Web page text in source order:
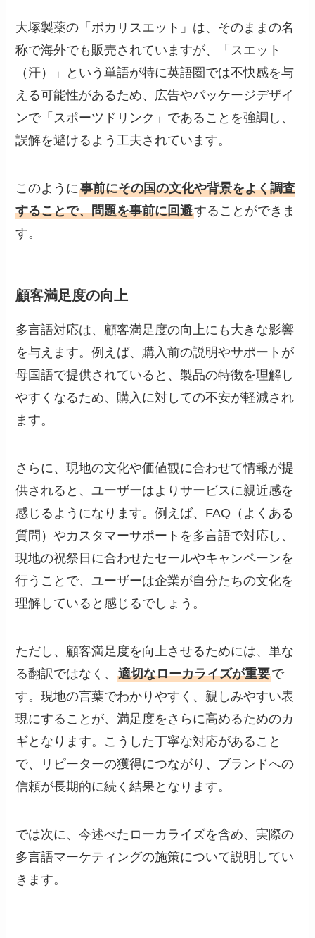
大塚製薬の「ポカリスエット」は、そのままの名
称で海外でも販売されていますが、「スエット
（汗）」という単語が特に英語圏では不快感を与
える可能性があるため、広告やパッケージデザイ
ンで「スポーツドリンク」であることを強調し、
誤解を避けるよう工夫されています。
このように事前にその国の文化や背景をよく調査
することで、問題を事前に回避することができま
す。
顧客満足度の向上
多言語対応は、顧客満足度の向上にも大きな影響
を与えます。例えば、購入前の説明やサポートが
母国語で提供されていると、製品の特徴を理解し
やすくなるため、購入に対しての不安が軽減され
ます。
さらに、現地の文化や価値観に合わせて情報が提
供されると、ユーザーはよりサービスに親近感を
感じるようになります。例えば、FAQ（よくある
質問）やカスタマーサポートを多言語で対応し、
現地の祝祭日に合わせたセールやキャンペーンを
行うことで、ユーザーは企業が自分たちの文化を
理解していると感じるでしょう。
ただし、顧客満足度を向上させるためには、単な
る翻訳ではなく、適切なローカライズが重要で
す。現地の言葉でわかりやすく、親しみやすい表
現にすることが、満足度をさらに高めるためのカ
ギとなります。こうした丁寧な対応があること
で、リピーターの獲得につながり、ブランドへの
信頼が長期的に続く結果となります。
では次に、今述べたローカライズを含め、実際の
多言語マーケティングの施策について説明してい
きます。